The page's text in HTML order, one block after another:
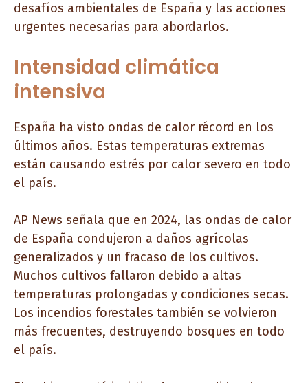
desafíos ambientales de España y las acciones
urgentes necesarias para abordarlos.
Intensidad climática
intensiva
España ha visto ondas de calor récord en los
últimos años. Estas temperaturas extremas
están causando estrés por calor severo en todo
el país.
AP News señala que en 2024, las ondas de calor
de España condujeron a daños agrícolas
generalizados y un fracaso de los cultivos.
Muchos cultivos fallaron debido a altas
temperaturas prolongadas y condiciones secas.
Los incendios forestales también se volvieron
más frecuentes, destruyendo bosques en todo
el país.